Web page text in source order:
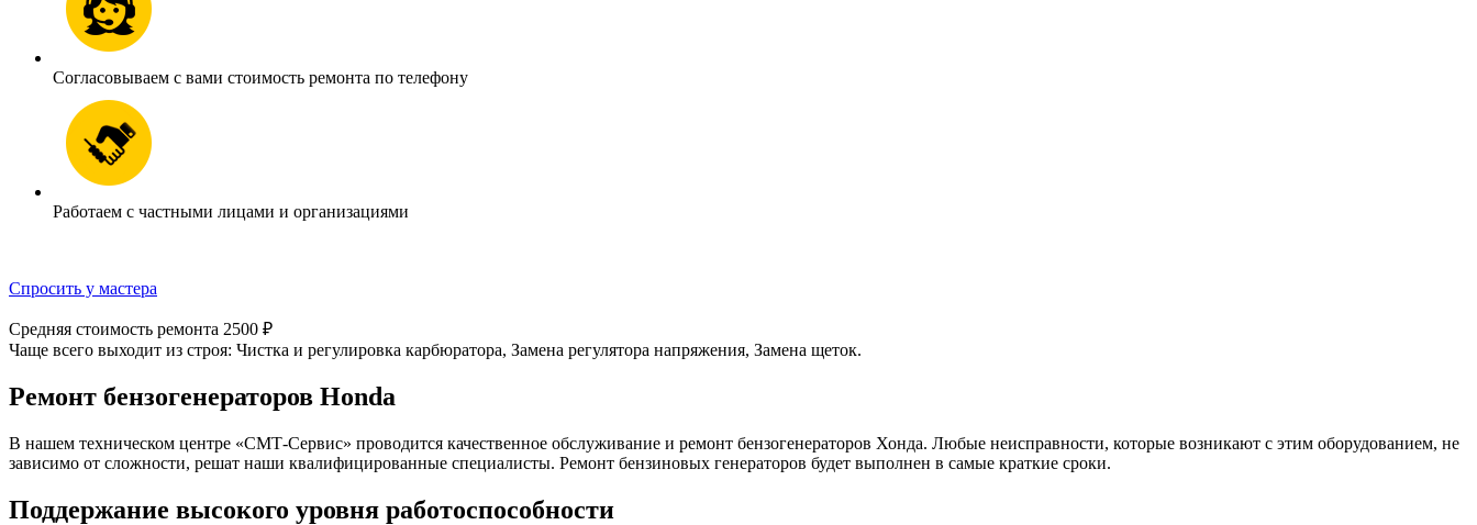
Согласовываем с вами стоимость ремонта по телефону
Работаем с частными лицами и организациями
Спросить у мастера
Средняя стоимость ремонта 2500 ₽
Чаще всего выходит из строя: Чистка и регулировка карбюратора, Замена регулятора напряжения, Замена щеток.
Ремонт бензогенераторов Honda
В нашем техническом центре «СМТ-Сервис» проводится качественное обслуживание и ремонт бензогенераторов Хонда. Любые неисправности, которые возникают с этим оборудованием, не
зависимо от сложности, решат наши квалифицированные специалисты. Ремонт бензиновых генераторов будет выполнен в самые краткие сроки.
Поддержание высокого уровня работоспособности